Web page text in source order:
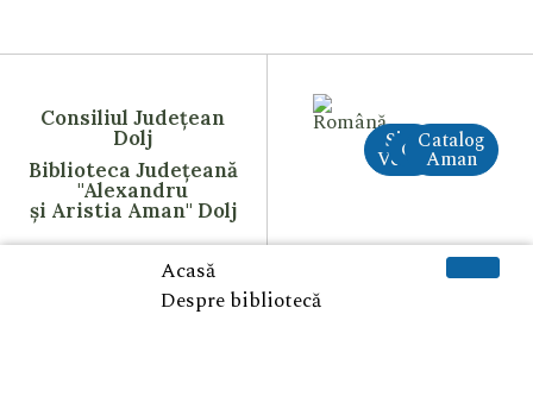
Consiliul Județean
Dolj
Biblioteca Județeană
"Alexandru
și Aristia Aman" Dolj
Site
VechiCreAI
Catalog
Aman
Acasă
Despre bibliotecă